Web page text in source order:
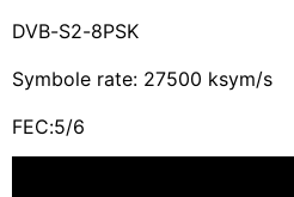
DVB-S2-8PSK
Symbole rate: 27500 ksym/s
FEC:5/6